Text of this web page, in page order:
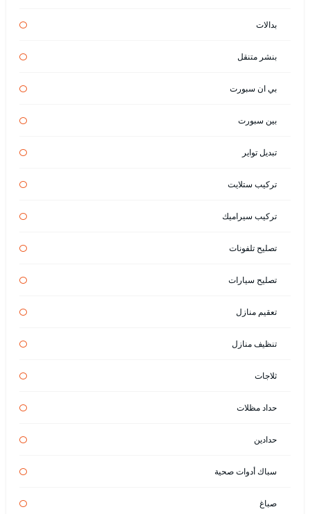
بدالات
بنشر متنقل
بي ان سبورت
بين سبورت
تبديل تواير
تركيب ستلايت
تركيب سيراميك
تصليح تلفونات
تصليح سيارات
تعقيم منازل
تنظيف منازل
ثلاجات
حداد مظلات
حدادين
سباك أدوات صحية
صباغ